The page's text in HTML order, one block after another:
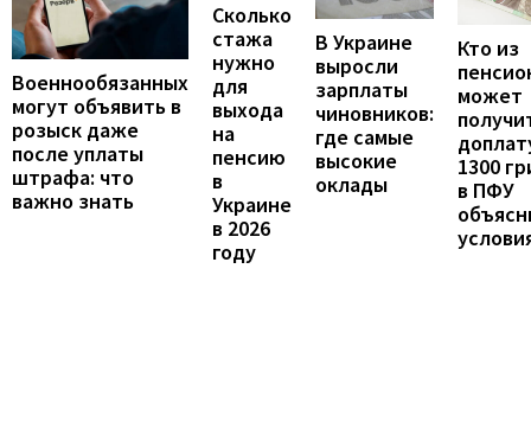
Военнообязанных
могут объявить в
розыск даже
после уплаты
штрафа: что
важно знать
Сколько
стажа
нужно
для
выхода
на
пенсию
в
Украине
в 2026
году
В Украине
выросли
зарплаты
чиновников:
где самые
высокие
оклады
Кто из
может
1300
в ПФУ